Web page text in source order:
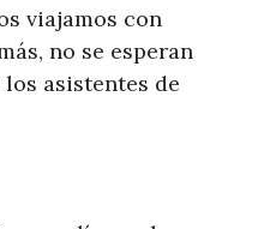
viajamos con
no se esperan
asistentes de